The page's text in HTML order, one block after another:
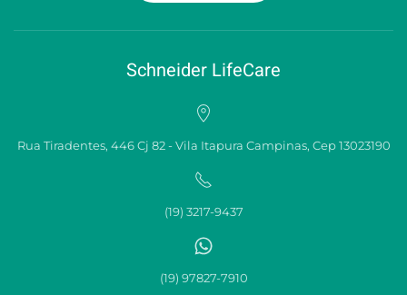
Schneider LifeCare
Rua Tiradentes, 446 Cj 82 - Vila Itapura Campinas, Cep 13023190
(19) 3217-9437‬
(19) 97827-7910‬